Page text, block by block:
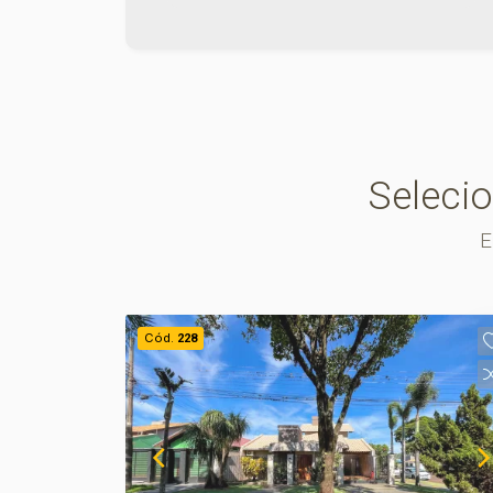
de valores sem aviso prévio, pois são
de responsabilidade da administradora
Ref imv 8705
Cód. 228